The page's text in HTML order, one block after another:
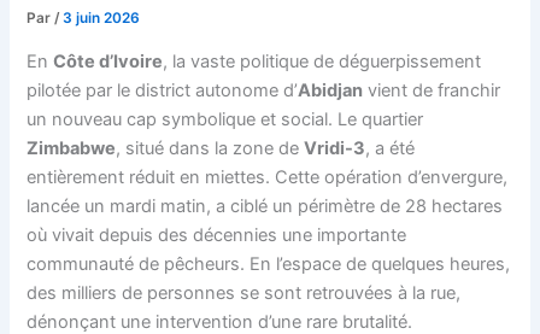
Par/3 juin 2026
EnCôte d’Ivoire, la vaste politique de déguerpissement
pilotée par le district autonome d’Abidjan vient de franchir
un nouveau cap symbolique et social. Le quartier
Zimbabwe, situé dans la zone deVridi-3, a été
entièrement réduit en miettes. Cette opération d’envergure,
lancée un mardi matin, a ciblé un périmètre de 28 hectares
où vivait depuis des décennies une importante
communauté de pêcheurs. En l’espace de quelques heures,
des milliers de personnes se sont retrouvées à la rue,
dénonçant une intervention d’une rare brutalité.